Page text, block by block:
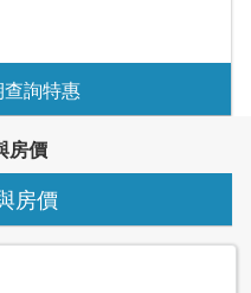
詢特惠
房價
房價